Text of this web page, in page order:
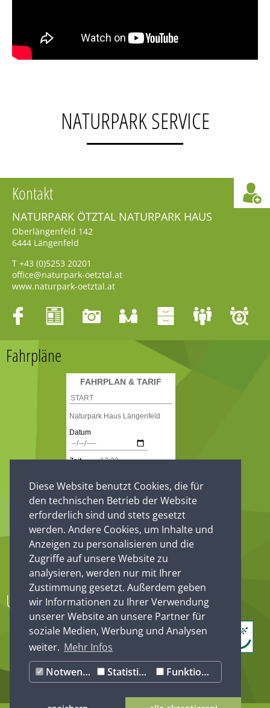
Diese Website benutzt Cookies, die für
den technischen Betrieb der Website
erforderlich sind und stets gesetzt
werden. Andere Cookies, um Inhalte und
Anzeigen zu personalisieren und die
Zugriffe auf unsere Website zu
analysieren, werden nur mit Ihrer
Zustimmung gesetzt. Außerdem geben
wir Informationen zu Ihrer Verwendung
unserer Website an unsere Partner für
soziale Medien, Werbung und Analysen
weiter. Mehr Infos
Notwendig
Statistiken Funktionale
NATURPARK SERVICE
Kontakt
NATURPARK ÖTZTAL NATURPARK HAUS
Oberlängenfeld 142
6444 Längenfeld
T +43 (0)5253 20201
office@naturpark-oetztal.at
www.naturpark-oetztal.at
Fahrpläne
Unsere Partner